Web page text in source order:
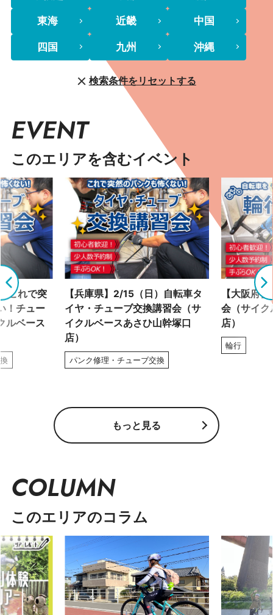
東海 近畿 中国
四国 九州 沖縄
検索条件をリセットする
EVENT
このエリアを含むイベント
これで突
！チュー
ルベース
【兵庫県】2/15（日）自転車タ
イヤ・チューブ交換講習会（サ
イクルベースあさひ山幹塚口
店）
パンク修理・チューブ交換
【大阪府
会（サイク
店）
輪行
もっと見る
COLUMN
このエリアのコラム